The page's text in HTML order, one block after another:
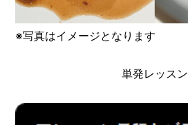
※写真はイメージとなります
単発レッスン